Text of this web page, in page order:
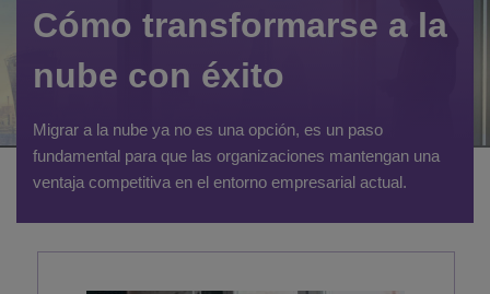
Cómo transformarse a la
nube con éxito
Migrar a la nube ya no es una opción, es un paso
fundamental para que las organizaciones mantengan una
ventaja competitiva en el entorno empresarial actual.